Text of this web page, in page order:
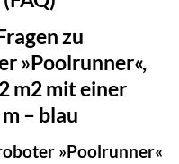
zu
»Poolrunner«,
m2 mit einer
– blau
»Poolrunner«